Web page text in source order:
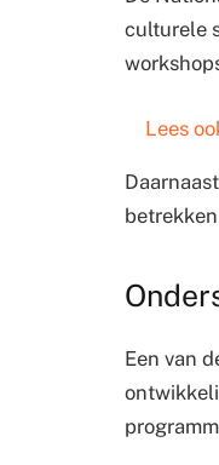
culturele
Lees
Een van